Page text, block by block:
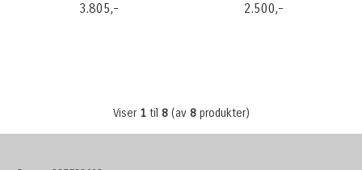
3.805,- 2.500,-
Viser 1til 8(av 8produkter)